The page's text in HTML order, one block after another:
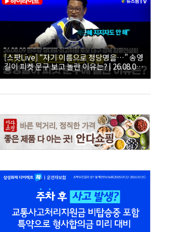
[스팟Live] “자기 이름으로 정당명을…” 송영
길이 피켓 문구 보고 놀란 이유는? | 26.08.09
더불어민주당 당대표·최고위원 후보 대구·경